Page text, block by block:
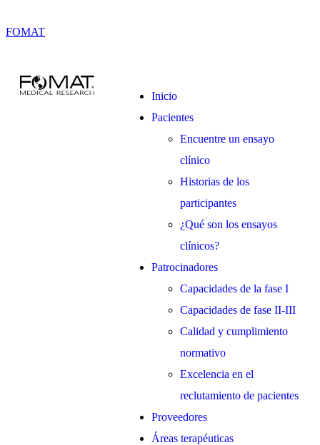
FOMAT
Inicio
Pacientes
Encuentre un ensayo
clínico
Historias de los
participantes
¿Qué son los ensayos
clínicos?
Patrocinadores
Capacidades de la fase I
Capacidades de fase II-III
Calidad y cumplimiento
normativo
Excelencia en el
reclutamiento de pacientes
Proveedores
Áreas terapéuticas